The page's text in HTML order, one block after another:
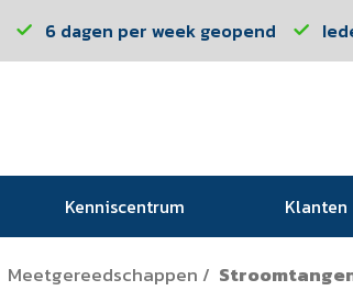
6 dagen per week geopend
Kenniscentrum Klanten
Meetgereedschappen /